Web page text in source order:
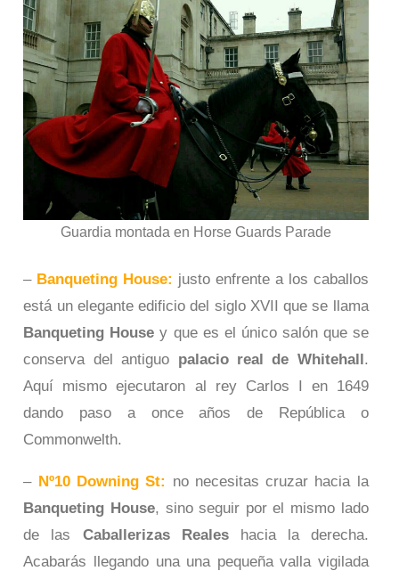
Guardia montada en Horse Guards Parade
–Banqueting House: justo enfrente a los caballos
está un elegante edificio del siglo XVII que se llama
Banqueting House y que es el único salón que se
conserva del antiguo palacio real de Whitehall .
Aquí mismo ejecutaron al rey Carlos I en 1649
dando paso a once años de República o
Commonwelth.
– Nº10 Downing St: no necesitas cruzar hacia la
Banqueting House, sino seguir por el mismo lado
de las Caballerizas Realeshacia la derecha.
Acabarás llegando una una pequeña valla vigilada